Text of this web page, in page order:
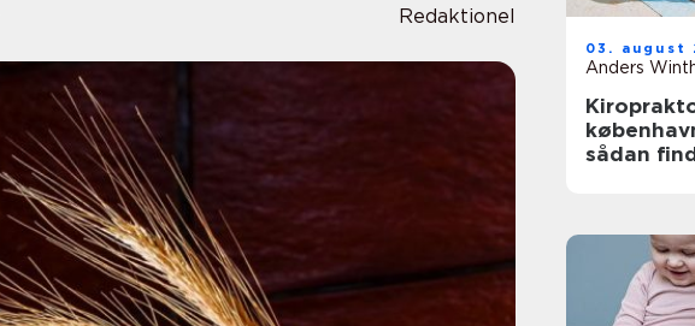
Redaktionel
03. august
Anders
sådan